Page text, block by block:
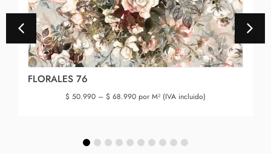
FLORALES 76
$ 50.990 – $ 68.990 por M² (IVA incluido)